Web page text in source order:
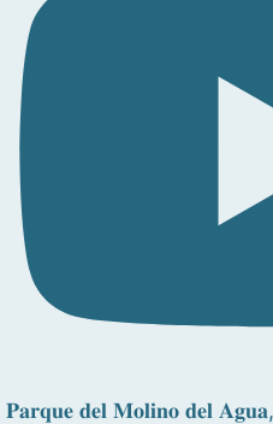
𝐏𝐚𝐫𝐪𝐮𝐞 𝐝𝐞𝐥 𝐌𝐨𝐥𝐢𝐧𝐨 𝐝𝐞𝐥